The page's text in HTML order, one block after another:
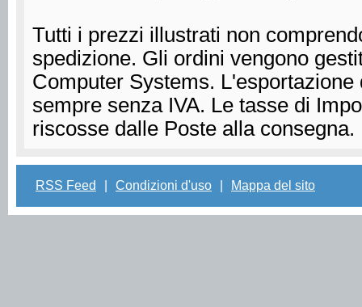
Tutti i prezzi illustrati non
spedizione. Gli ordini vengono
Computer Systems. L'esportazione
sempre senza IVA. Le tasse di
riscosse dalle Poste alla consegna.
RSS Feed Condizioni d'uso Mappa del sito